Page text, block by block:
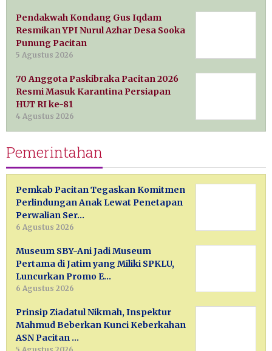
Pendakwah Kondang Gus Iqdam
Resmikan YPI Nurul Azhar Desa Sooka
Punung Pacitan
5 Agustus 2026
70 Anggota Paskibraka Pacitan 2026
Resmi Masuk Karantina Persiapan
HUT RI ke-81
4 Agustus 2026
Pemerintahan
Pemkab Pacitan Tegaskan Komitmen
Perlindungan Anak Lewat Penetapan
Perwalian Ser…
6 Agustus 2026
Museum SBY-Ani Jadi Museum
Pertama di Jatim yang Miliki SPKLU,
Luncurkan Promo E…
6 Agustus 2026
Prinsip Ziadatul Nikmah, Inspektur
Mahmud Beberkan Kunci Keberkahan
ASN Pacitan …